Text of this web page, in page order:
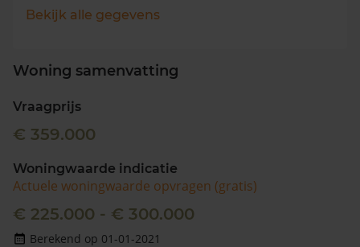
Bekijk alle gegevens
Woning samenvatting
Vraagprijs
€ 359.000
Woningwaarde indicatie
Actuele woningwaarde opvragen (gratis)
€ 225.000 - € 300.000
Berekend op 01-01-2021